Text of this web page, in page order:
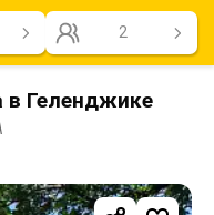
2
в Геленджике